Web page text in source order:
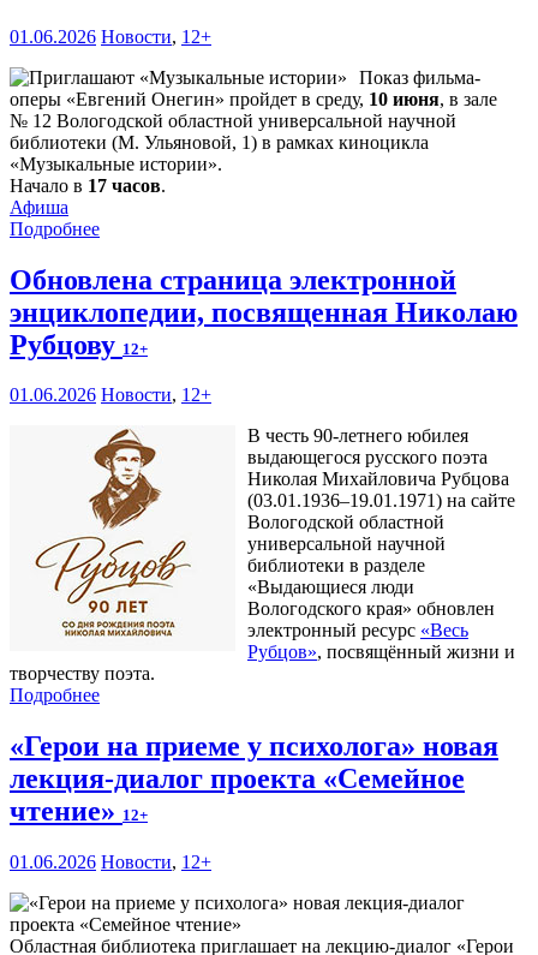
01.06.2026 Новости, 12+
Показ фильма-
оперы «Евгений Онегин» пройдет в среду, 10 июня, в зале
№ 12 Вологодской областной универсальной научной
библиотеки (М. Ульяновой, 1) в рамках киноцикла
«Музыкальные истории».
Начало в 17 часов.
Афиша
Подробнее
Обновлена страница электронной
энциклопедии, посвященная Николаю
Рубцову 12+
01.06.2026 Новости, 12+
В честь 90-летнего юбилея
выдающегося русского поэта
Николая Михайловича Рубцова
(03.01.1936–19.01.1971) на сайте
Вологодской областной
универсальной научной
библиотеки в разделе
«Выдающиеся люди
Вологодского края» обновлен
электронный ресурс «Весь
Рубцов», посвящённый жизни и
творчеству поэта.
Подробнее
«Герои на приеме у психолога» новая
лекция-диалог проекта «Семейное
чтение» 12+
01.06.2026 Новости, 12+
Областная библиотека приглашает на лекцию-диалог «Герои